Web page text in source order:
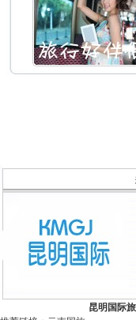
昆明国际